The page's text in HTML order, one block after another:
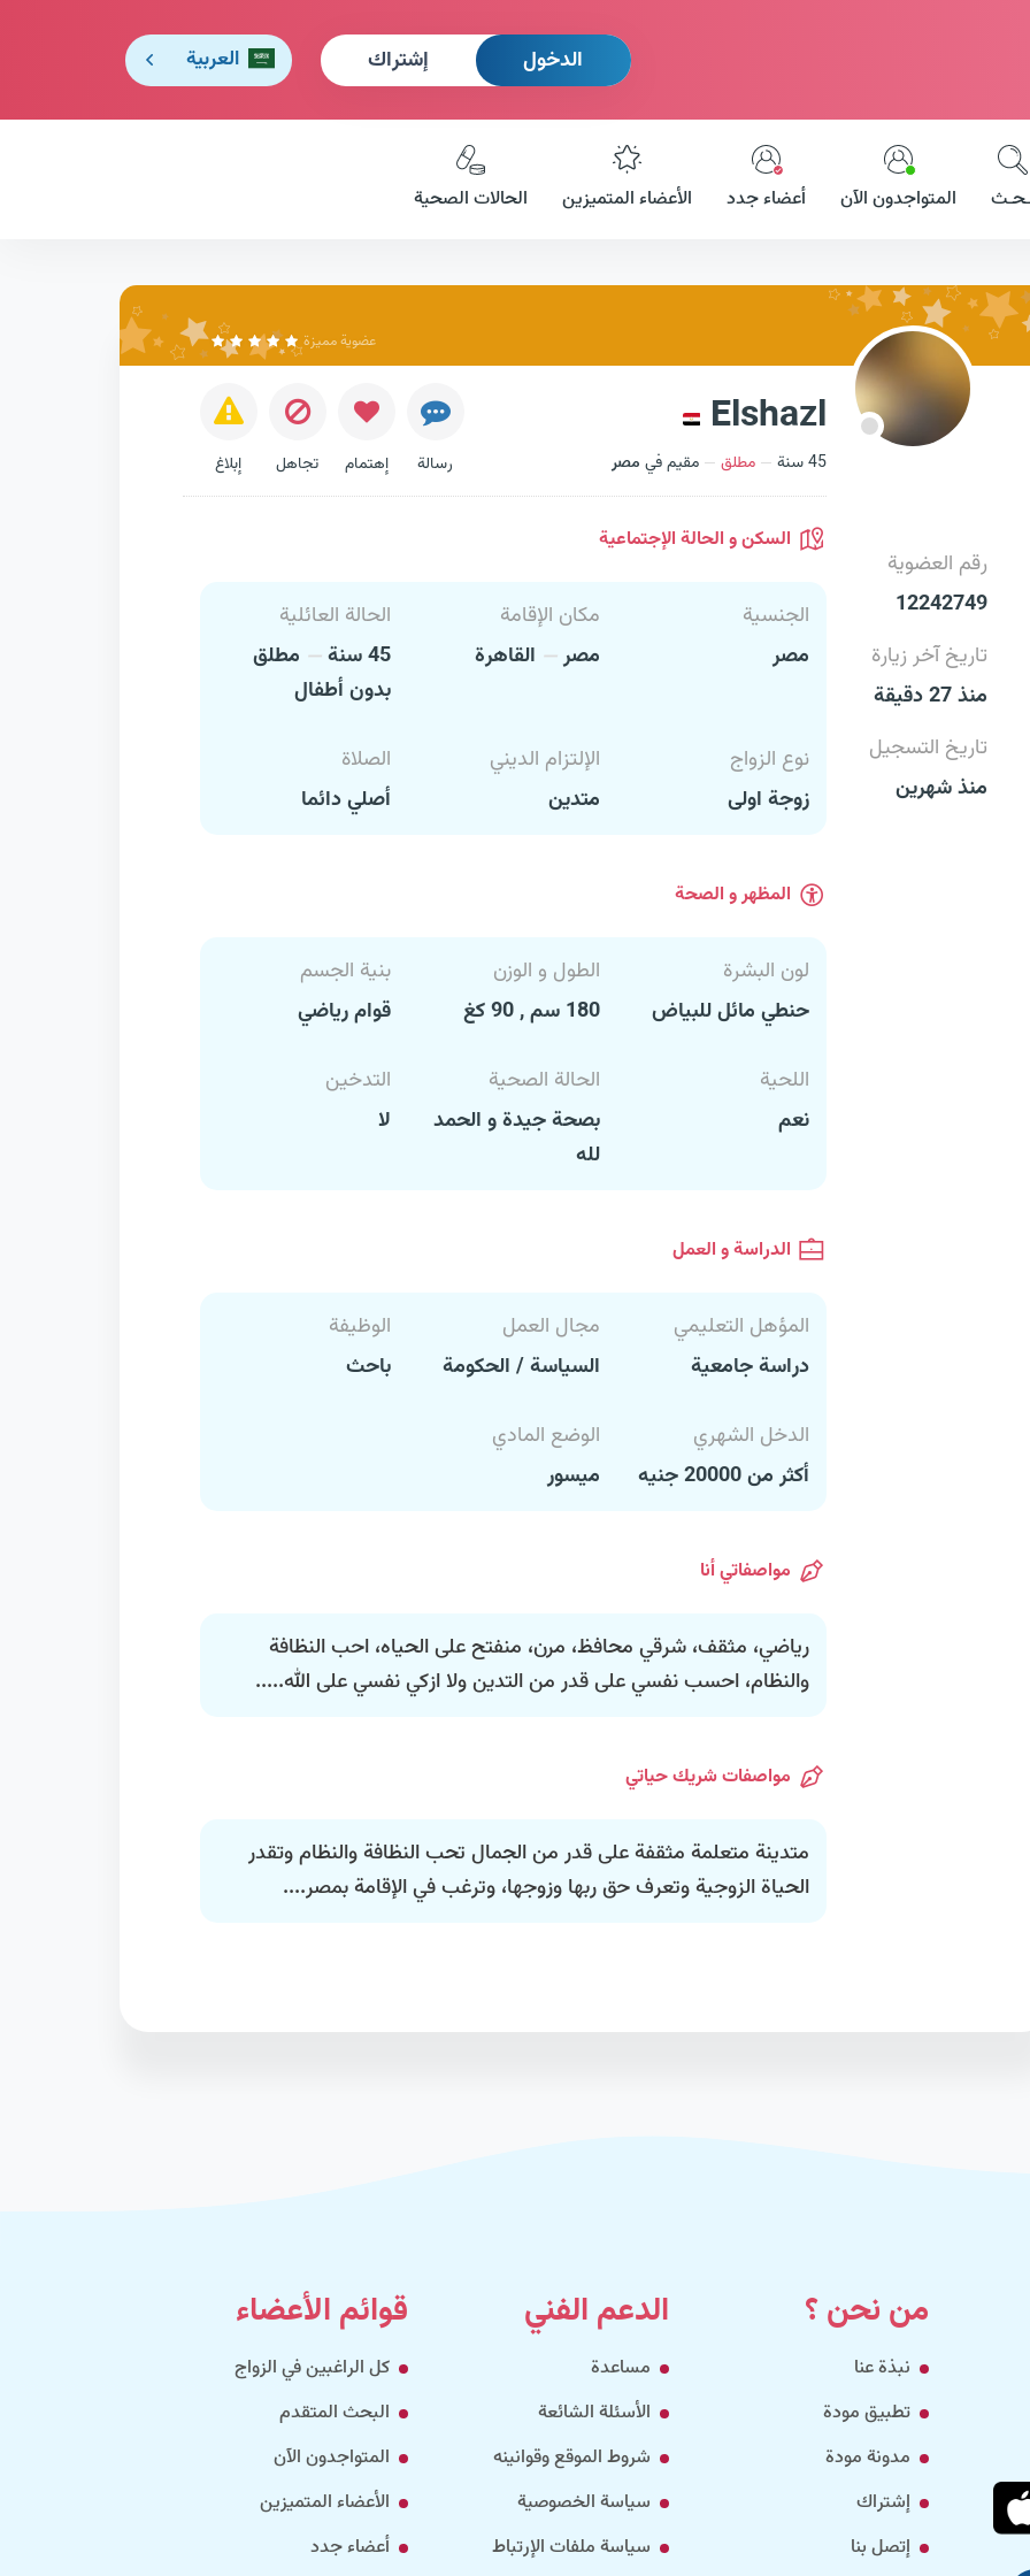
الدخول إشتراك العربية
المتواجدون الآن أعضاء جدد الأعضاء المتميزين الحالات الصحية
عضوية مميزة
Elshazl
45 سنة مطلق مقيم في مصر رسالة إهتمام تجاهل إبلاغ
رقم العضوية
12242749
تاريخ آخر زيارة
منذ 27 دقيقة
تاريخ التسجيل
منذ شهرين
السكن و الحالة الإجتماعية
الجنسية
مصر
مكان الإقامة
مصر
القاهرة
الحالة العائلية
45 سنة
مطلق
بدون أطفال
نوع الزواج
زوجة اولى
الإلتزام الديني
متدين
الصلاة
أصلي دائما
المظهر و الصحة
لون البشرة
حنطي مائل للبياض
الطول و الوزن
180 سم , 90 كغ
بنية الجسم
قوام رياضي
اللحية
نعم
الحالة الصحية
بصحة جيدة و الحمد
لله
التدخين
لا
الدراسة و العمل
المؤهل التعليمي
دراسة جامعية
مجال العمل
السياسة / الحكومة
الوظيفة
باحث
الدخل الشهري
أكثر من 20000 جنيه
الوضع المادي
ميسور
مواصفاتي أنا
رياضي، مثقف، شرقي محافظ، مرن، منفتح على الحياه، احب النظافة
والنظام، احسب نفسي على قدر من التدين ولا ازكي نفسي على الله.....
مواصفات شريك حياتي
متدينة متعلمة مثقفة على قدر من الجمال تحب النظافة والنظام وتقدر
الحياة الزوجية وتعرف حق ربها وزوجها، وترغب في الإقامة بمصر....
من نحن ؟
نبذة عنا
تطبيق مودة
مدونة مودة
إشتراك
إتصل بنا
الدعم الفني
مساعدة
الأسئلة الشائعة
شروط الموقع وقوانينه
سياسة الخصوصية
سياسة ملفات الإرتباط
قوائم الأعضاء
كل الراغبين في الزواج
البحث المتقدم
المتواجدون الآن
الأعضاء المتميزين
أعضاء جدد